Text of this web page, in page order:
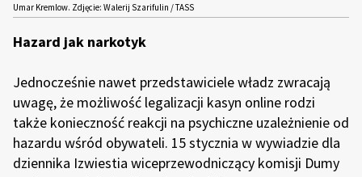
Umar Kremlow. Zdjęcie: Walerij Szarifulin / TASS
Hazard jak narkotyk
Jednocześnie nawet przedstawiciele władz zwracają
uwagę, że możliwość legalizacji kasyn online rodzi
także konieczność reakcji na psychiczne uzależnienie od
hazardu wśród obywateli. 15 stycznia w wywiadzie dla
dziennika Izwiestia wiceprzewodniczący komisji Dumy